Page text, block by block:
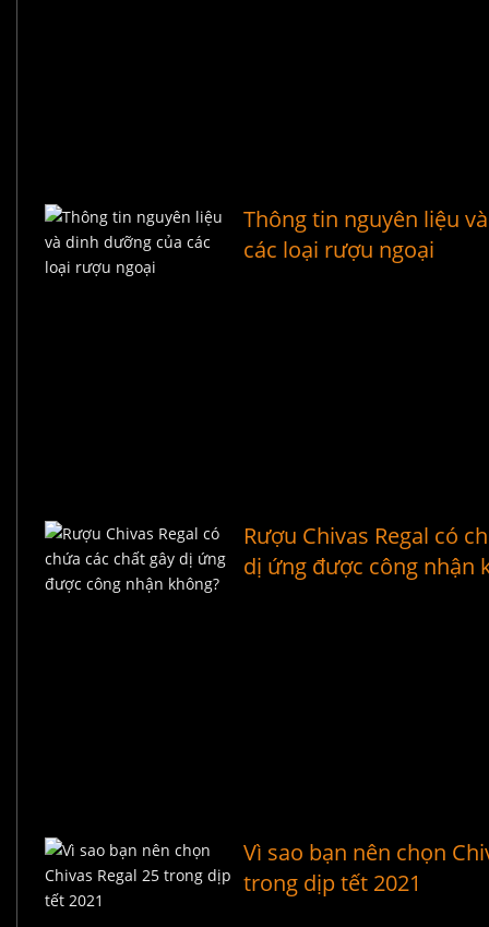
Thông tin nguyên liệu
các loại rượu ngoại
Rượu Chivas Regal có
dị ứng được công nhận
Vì sao bạn nên chọn
trong dịp tết 2021